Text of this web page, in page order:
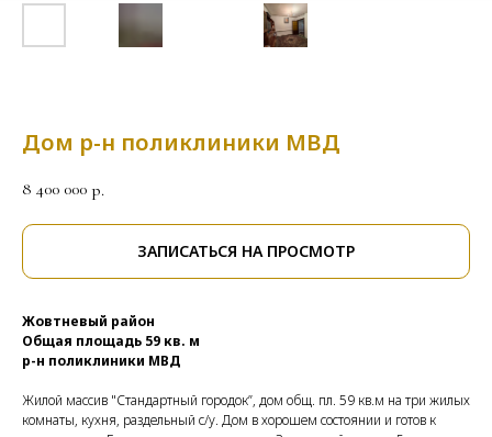
Дом р-н поликлиники МВД
8 400 000 р.
ЗАПИСАТЬСЯ НА ПРОСМОТР
Жовтневый район
Общая площадь 59 кв. м
р-н поликлиники МВД
Жилой массив "Стандартный городок”, дом общ. пл. 59 кв.м на три жилых
комнаты, кухня, раздельный с/у. Дом в хорошем состоянии и готов к